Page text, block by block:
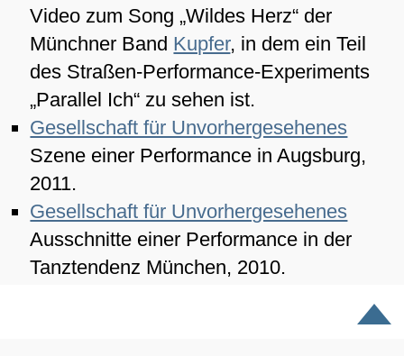
Video zum Song „Wildes Herz“ der
Münchner Band Kupfer, in dem ein Teil
des Straßen-Performance-Experiments
„Parallel Ich“ zu sehen ist.
Gesellschaft für Unvorhergesehenes
Szene einer Performance in Augsburg,
2011.
Gesellschaft für Unvorhergesehenes
Ausschnitte einer Performance in der
Tanztendenz München, 2010.